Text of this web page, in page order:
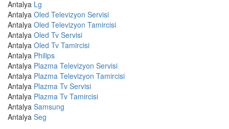
Antalya Lg
Antalya Oled Televizyon Servisi
Antalya Oled Televizyon Tamircisi
Antalya Oled Tv Servisi
Antalya Oled Tv Tamircisi
Antalya Philips
Antalya Plazma Televizyon Servisi
Antalya Plazma Televizyon Tamircisi
Antalya Plazma Tv Servisi
Antalya Plazma Tv Tamircisi
Antalya Samsung
Antalya Seg